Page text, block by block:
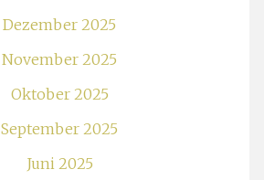
Dezember 2025
November 2025
Oktober 2025
September 2025
Juni 2025